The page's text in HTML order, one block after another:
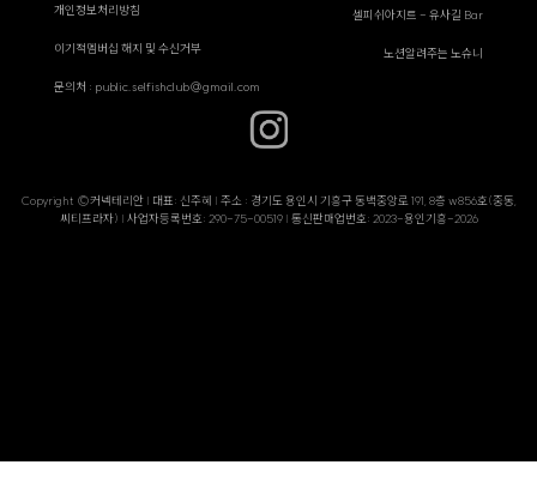
개인정보처리방침 셀피쉬아지트 - 유사길 Bar
이기적멤버십 해지 및 수신거부 노션알려주는 노슈니
문의처 : public.selfishclub@gmail.com
Copyright ©커넥테리안 | 대표: 신주혜 | 주소 : 경기도 용인시 기흥구 동백중앙로 191, 8층 w856호(중동,
씨티프라자) | 사업자등록번호: 290-75-00519 | 통신판매업번호: 2023-용인기흥-2026